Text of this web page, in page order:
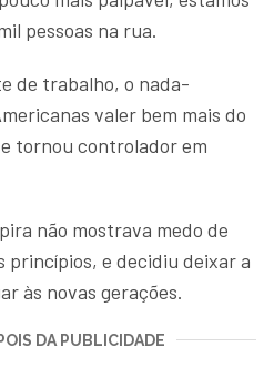
pessoas na rua.
de trabalho, o nada-
valer bem mais do
tornou controlador em
não mostrava medo de
princípios, e decidiu deixar a
às novas gerações.
DA PUBLICIDADE